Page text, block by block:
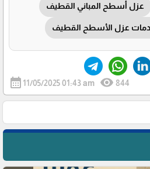
عزل أسطح المباني القطيف
عزل الأسطح القطيف
calendar_month 11/05/2025 01:43 am visibility 844